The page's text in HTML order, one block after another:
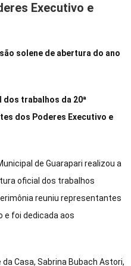
Executivo e
solene de abertura do ano
trabalhos da 20ª
dos Poderes Executivo e
de Guarapari realizou a
oficial dos trabalhos
reuniu representantes
e foi dedicada aos
Casa, Sabrina Bubach Astori,